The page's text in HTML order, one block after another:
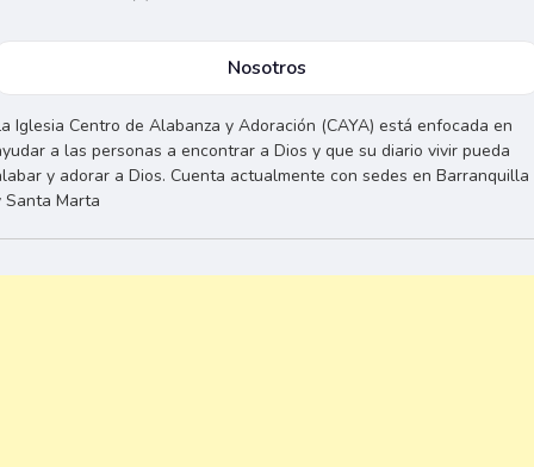
Nosotros
Iglesia Centro de Alabanza y Adoración (CAYA) está enfocada en
a las personas a encontrar a Dios y que su diario vivir pueda
y adorar a Dios. Cuenta actualmente con sedes en Barranquilla
Santa Marta